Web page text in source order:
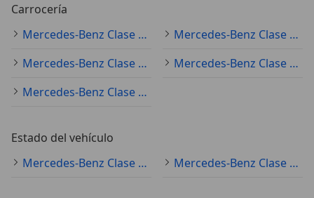
Carrocería
Mercedes-Benz Clase C (todo) sedán
Mercedes-Benz Clase C (todo) familiar
Mercedes-Benz Clase C (todo) coupé
Mercedes-Benz Clase C (todo) monovolumen
Mercedes-Benz Clase C (todo) cabrio
Estado del vehículo
Mercedes-Benz Clase C (todo) ocasión
Mercedes-Benz Clase C (todo) nuevo